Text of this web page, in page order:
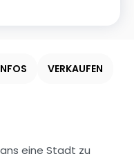
VERKAUFEN
eine Stadt zu